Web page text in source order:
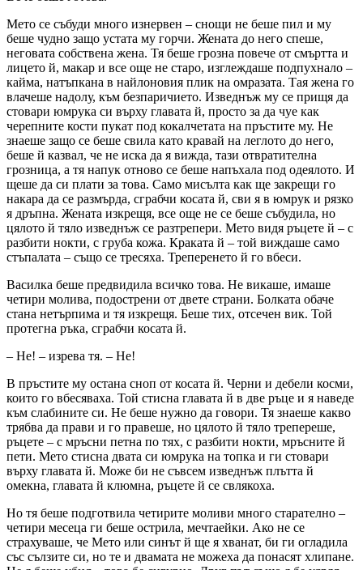
Мето се събуди много изнервен – снощи не беше пил и му
беше чудно защо устата му горчи. Жената до него спеше,
неговата собствена жена. Тя беше грозна повече от смъртта и
лицето й, макар и все още не старо, изглеждаше подпухнало –
кайма, натъпкана в найлоновия плик на омразата. Тая жена го
влачеше надолу, към безпаричието. Изведнъж му се прищя да
стовари юмрука си върху главата й, просто за да чуе как
черепните кости пукат под кокалчетата на пръстите му. Не
знаеше защо се беше свила като кравай на леглото до него,
беше й казвал, че не иска да я вижда, тази отвратителна
грозница, а тя напук отново се беше напъхала под одеялото. И
щеше да си плати за това. Само мисълта как ще закрещи го
накара да се размърда, сграбчи косата й, сви я в юмрук и рязко
я дръпна. Жената изкрещя, все още не се беше събудила, но
цялото й тяло изведнъж се разтрепери. Мето видя ръцете й – с
разбити нокти, с груба кожа. Краката й – той виждаше само
стъпалата – също се тресяха. Треперенето й го вбеси.
Василка беше предвидила всичко това. Не викаше, имаше
четири молива, подострени от двете страни. Болката обаче
стана нетърпима и тя изкрещя. Беше тих, отсечен вик. Той
протегна ръка, сграбчи косата й.
– Не! – изрева тя. – Не!
В пръстите му остана сноп от косата й. Черни и дебели косми,
които го вбесяваха. Той стисна главата й в две ръце и я наведе
към слабините си. Не беше нужно да говори. Тя знаеше какво
трябва да прави и го правеше, но цялото й тяло трепереше,
ръцете – с мръсни петна по тях, с разбити нокти, мръсните й
пети. Мето стисна двата си юмрука на топка и ги стовари
върху главата й. Може би не съвсем изведнъж плътта й
омекна, главата й клюмна, ръцете й се свлякоха.
Но тя беше подготвила четирите моливи много старателно –
четири месеца ги беше острила, мечтаейки. Ако не се
страхуваше, че Мето или синът й ще я хванат, би ги огладила
със сълзите си, но те и двамата не можеха да понасят хлипане.